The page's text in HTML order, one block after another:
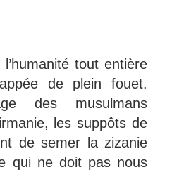
tout entière
de plein fouet.
des musulmans
les suppôts de
de semer la zizanie
qui ne doit pas nous